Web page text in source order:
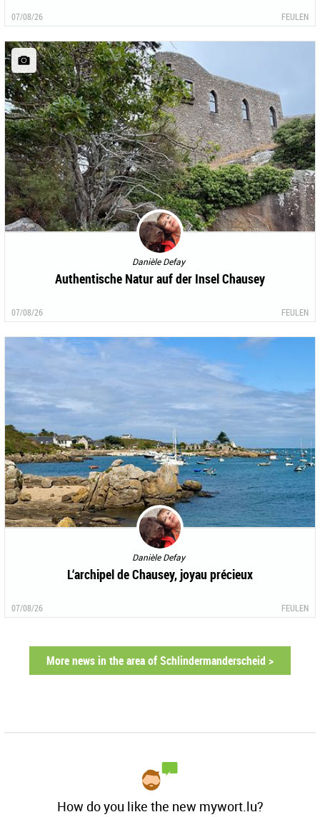
07/08/26 FEULEN
Danièle Defay
Authentische Natur auf der Insel Chausey
07/08/26 FEULEN
Danièle Defay
L‘archipel de Chausey, joyau précieux
07/08/26 FEULEN
More news in the area of Schlindermanderscheid >
How do you like the new mywort.lu?